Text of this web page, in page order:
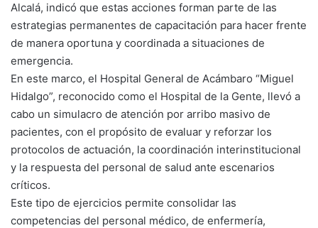
Alcalá, indicó que estas acciones forman parte de las
estrategias permanentes de capacitación para hacer frente
de manera oportuna y coordinada a situaciones de
emergencia.
En este marco, el Hospital General de Acámbaro “Miguel
Hidalgo”, reconocido como el Hospital de la Gente, llevó a
cabo un simulacro de atención por arribo masivo de
pacientes, con el propósito de evaluar y reforzar los
protocolos de actuación, la coordinación interinstitucional
y la respuesta del personal de salud ante escenarios
críticos.
Este tipo de ejercicios permite consolidar las
competencias del personal médico, de enfermería,